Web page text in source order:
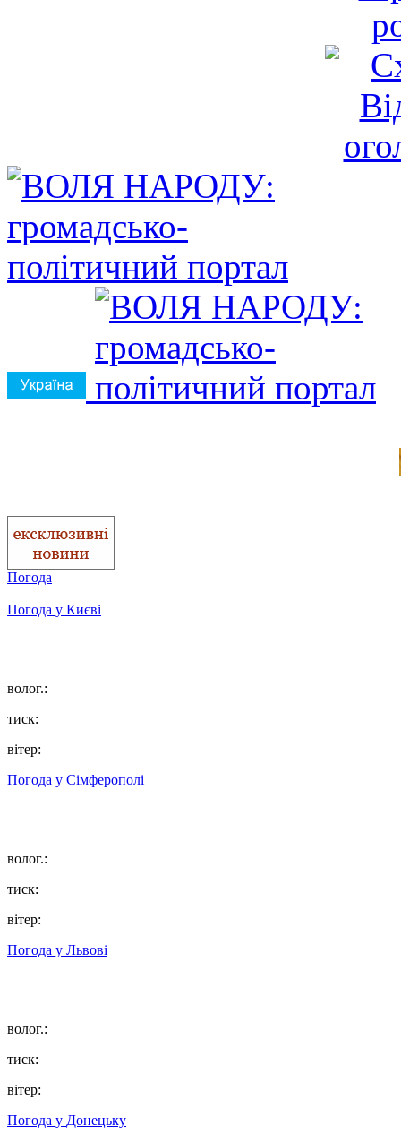
Погода
Погода у Києві
волог.:
тиск:
вітер:
Погода у Сімферополі
волог.:
тиск:
вітер:
Погода у Львові
волог.:
тиск:
вітер:
Погода у Донецьку